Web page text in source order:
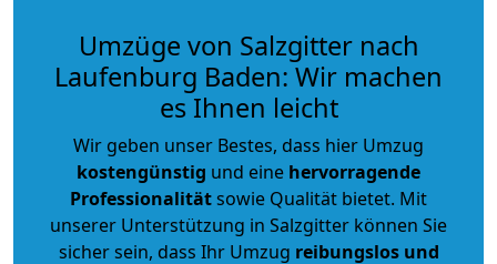
Umzüge von Salzgitter nach
Laufenburg Baden: Wir machen
es Ihnen leicht
Wir geben unser Bestes, dass hier Umzug
kostengünstig und eine hervorragende
Professionalitätsowie Qualität bietet. Mit
unserer Unterstützung in Salzgitter können Sie
sicher sein, dass Ihr Umzug reibungslos und